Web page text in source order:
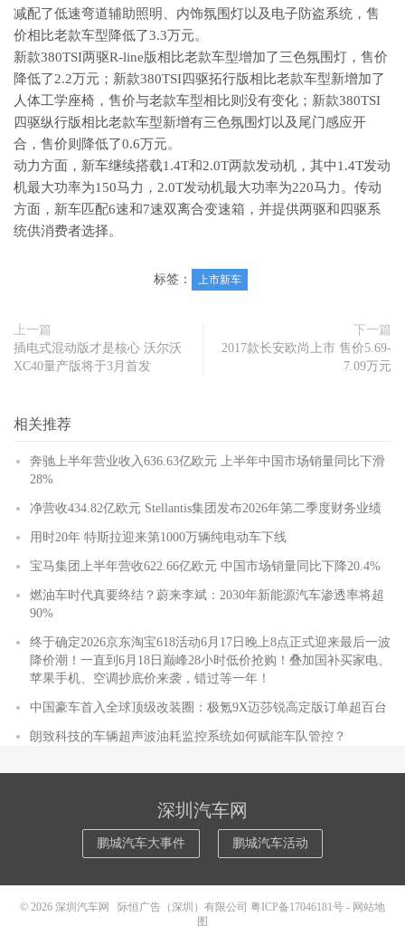
减配了低速弯道辅助照明、内饰氛围灯以及电子防盗系统，售
价相比老款车型降低了3.3万元。
新款380TSI两驱R-line版相比老款车型增加了三色氛围灯，售价
降低了2.2万元；新款380TSI四驱拓行版相比老款车型新增加了
人体工学座椅，售价与老款车型相比则没有变化；新款380TSI
四驱纵行版相比老款车型新增有三色氛围灯以及尾门感应开
合，售价则降低了0.6万元。
动力方面，新车继续搭载1.4T和2.0T两款发动机，其中1.4T发动
机最大功率为150马力，2.0T发动机最大功率为220马力。传动
方面，新车匹配6速和7速双离合变速箱，并提供两驱和四驱系
统供消费者选择。
标签： 上市新车
上一篇
插电式混动版才是核心 沃尔沃
XC40量产版将于3月首发
下一篇
2017款长安欧尚上市 售价5.69-
7.09万元
相关推荐
奔驰上半年营业收入636.63亿欧元 上半年中国市场销量同比下滑
28%
净营收434.82亿欧元 Stellantis集团发布2026年第二季度财务业绩
用时20年 特斯拉迎来第1000万辆纯电动车下线
宝马集团上半年营收622.66亿欧元 中国市场销量同比下降20.4%
燃油车时代真要终结？蔚来李斌：2030年新能源汽车渗透率将超
90%
终于确定2026京东淘宝618活动6月17日晚上8点正式迎来最后一波
降价潮！一直到6月18日巅峰28小时低价抢购！叠加国补买家电、
苹果手机、空调抄底价来袭，错过等一年！
中国豪车首入全球顶级改装圈：极氪9X迈莎锐高定版订单超百台
朗致科技的车辆超声波油耗监控系统如何赋能车队管控？
深圳汽车网
鹏城汽车大事件 鹏城汽车活动
© 2026 深圳汽车网 际恒广告（深圳）有限公司 粤ICP备17046181号 - 网站地
图